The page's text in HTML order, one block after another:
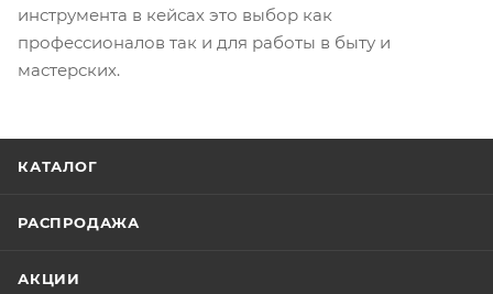
инструмента в кейсах это выбор как
профессионалов так и для работы в быту и
мастерских.
КАТАЛОГ
РАСПРОДАЖА
АКЦИИ